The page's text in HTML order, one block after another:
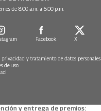
de 8:00 a.m. a 5:00 p.m.
Facebook X
privacidad y tratamiento de datos personales
de uso
y entrega de premios: